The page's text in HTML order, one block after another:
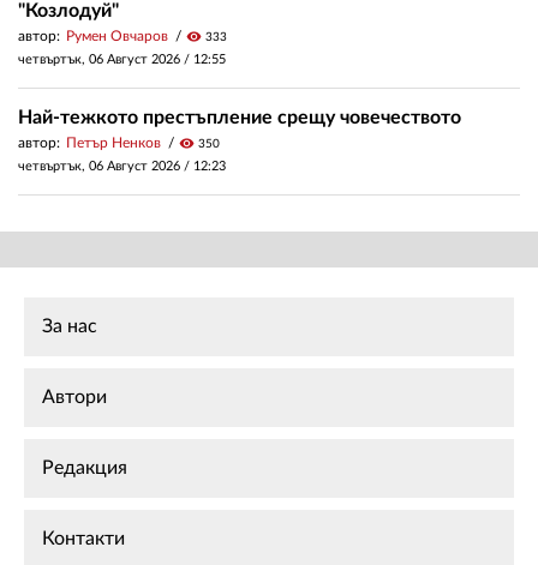
"Козлодуй"
автор: Румен Овчаров visibility 333
четвъртък, 06 Август 2026 / 12:55
Най-тежкото престъпление срещу човечеството
автор: Петър Ненков visibility 350
четвъртък, 06 Август 2026 / 12:23
За нас
Автори
Редакция
Контакти